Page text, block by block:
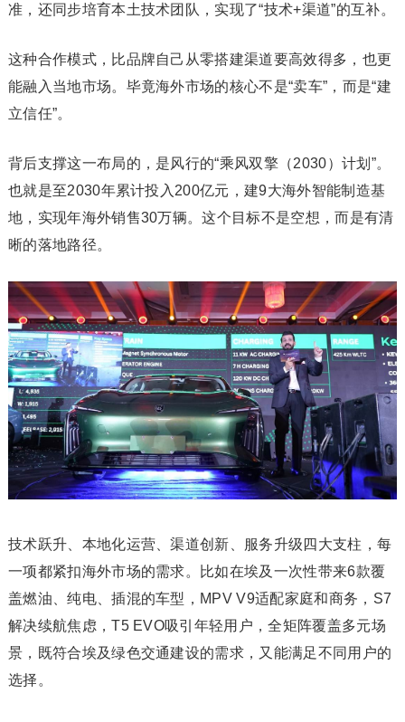
准，还同步培育本土技术团队，实现了“技术+渠道”的互补。
这种合作模式，比品牌自己从零搭建渠道要高效得多，也更
能融入当地市场。毕竟海外市场的核心不是“卖车”，而是“建
立信任”。
背后支撑这一布局的，是风行的“乘风双擎（2030）计划”。
也就是至2030年累计投入200亿元，建9大海外智能制造基
地，实现年海外销售30万辆。这个目标不是空想，而是有清
晰的落地路径。
技术跃升、本地化运营、渠道创新、服务升级四大支柱，每
一项都紧扣海外市场的需求。比如在埃及一次性带来6款覆
盖燃油、纯电、插混的车型，MPV V9适配家庭和商务，S7
解决续航焦虑，T5 EVO吸引年轻用户，全矩阵覆盖多元场
景，既符合埃及绿色交通建设的需求，又能满足不同用户的
选择。